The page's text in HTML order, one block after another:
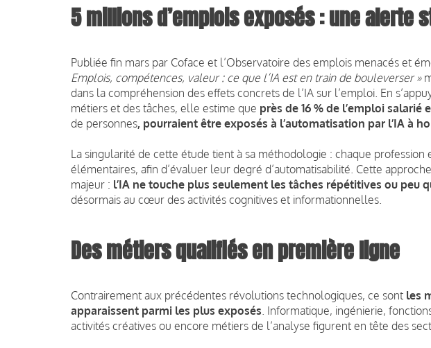
5 millions d’emplois exposés : une alerte
Publiée fin mars par Coface et l’Observatoire des emplois menacés et
Emplois, compétences, valeur : ce que l’IA est en train de bouleverser »
dans la compréhension des effets concrets de l’IA sur l’emploi. En
métiers et des tâches, elle estime que près de 16 % de l’emploi salarié
de personnes, pourraient être exposés à l’automatisation par l’IA à
La singularité de cette étude tient à sa méthodologie : chaque profession
élémentaires, afin d’évaluer leur degré d’automatisabilité. Cette
majeur : l’IA ne touche plus seulement les tâches répétitives ou peu
désormais au cœur des activités cognitives et informationnelles.
Des métiers qualifiés en première ligne
Contrairement aux précédentes révolutions technologiques, ce sont les
apparaissent parmi les plus exposés . Informatique, ingénierie,
activités créatives ou encore métiers de l’analyse figurent en tête des